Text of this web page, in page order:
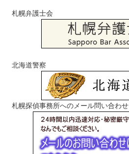
札幌弁護士会
北海道警察
札幌探偵事務所へのメール問い合わせ